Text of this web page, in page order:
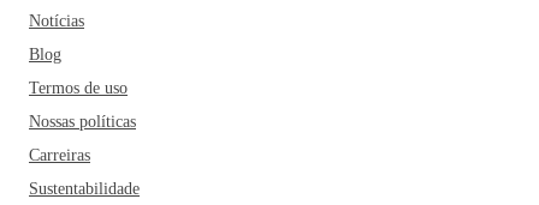
Notícias
Blog
Termos de uso
Nossas políticas
Carreiras
Sustentabilidade